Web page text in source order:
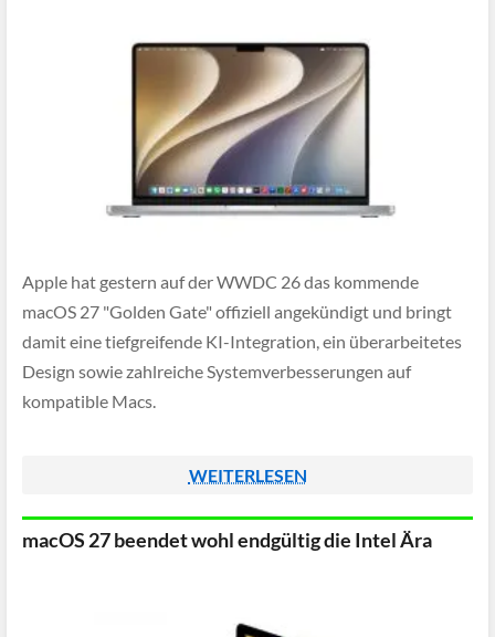
Apple hat gestern auf der WWDC 26 das kommende
macOS 27 "Golden Gate" offiziell angekündigt und bringt
damit eine tiefgreifende KI-Integration, ein überarbeitetes
Design sowie zahlreiche Systemverbesserungen auf
kompatible Macs.
WEITERLESEN
macOS 27 beendet wohl endgültig die Intel Ära